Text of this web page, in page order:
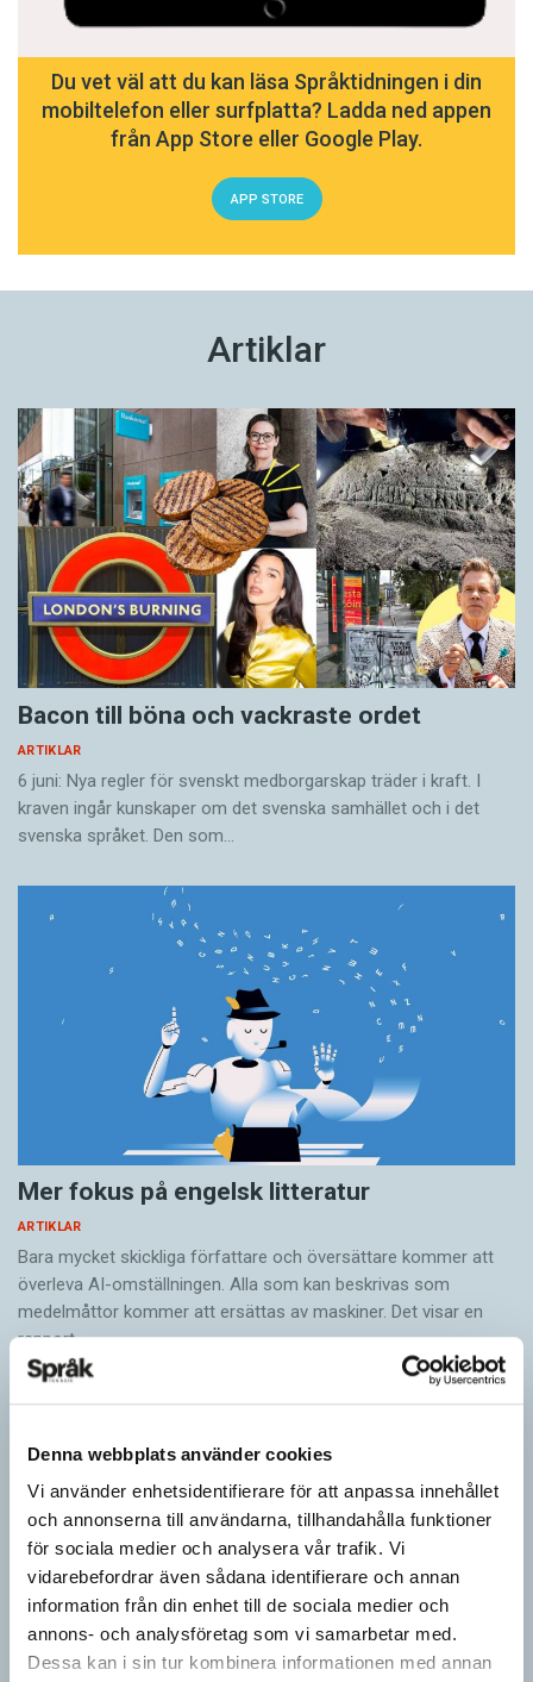
Denna webbplats använder cookies
Vi använder enhetsidentifierare för att anpassa innehållet
och annonserna till användarna, tillhandahålla funktioner
för sociala medier och analysera vår trafik. Vi
vidarebefordrar även sådana identifierare och annan
information från din enhet till de sociala medier och
annons- och analysföretag som vi samarbetar med.
Dessa kan i sin tur kombinera informationen med annan
Du vet väl att du kan läsa Språktidningen i din
mobiltelefon eller surfplatta? Ladda ned appen
från App Store eller Google Play.
APP STORE
Artiklar
Bacon till böna och vackraste ordet
ARTIKLAR
6 juni: Nya regler för svenskt medborgarskap träder i kraft. I
kraven ingår kunskaper om det svenska samhället och i det
svenska språket. Den som…
Mer fokus på engelsk litteratur
ARTIKLAR
Bara mycket skickliga författare och översättare ­kommer att
överleva AI-omställningen. Alla som kan beskrivas som
medelmåttor kommer att ersättas av maskiner. Det visar en
rapport…